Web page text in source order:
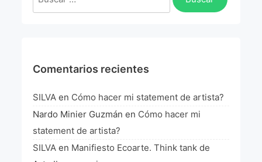
Comentarios recientes
SILVA en Cómo hacer mi statement de artista?
Nardo Minier Guzmán en Cómo hacer mi
statement de artista?
SILVA en Manifiesto Ecoarte. Think tank de